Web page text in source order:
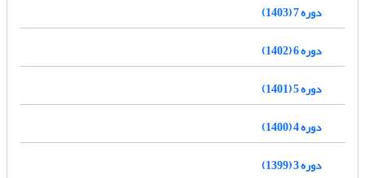
دوره 7 (1403)
دوره 6 (1402)
دوره 5 (1401)
دوره 4 (1400)
دوره 3 (1399)